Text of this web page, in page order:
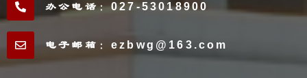
办公电话：027-53018900
电子邮箱：ezbwg@163.com